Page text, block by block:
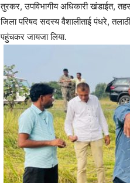
तुरकर, उपविभागीय अधिकारी खंडाईत,
जिला परिषद सदस्य वैशालीताई पंधरे,
पहुंचकर जायजा लिया.